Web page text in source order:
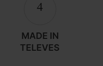
4
MADE IN
TELEVES